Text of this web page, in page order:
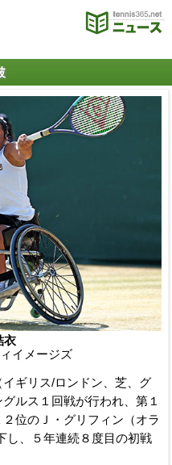
衣
イメージズ
ギリス/ロンドン、芝、グ
ルス１回戦が行われ、第１
位のＪ・グリフィン（オラ
し、５年連続８度目の初戦